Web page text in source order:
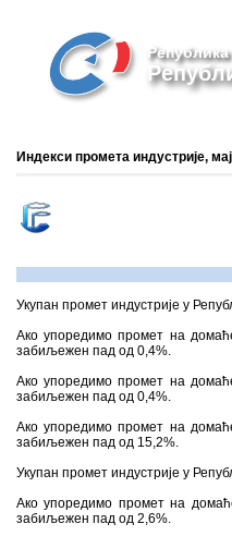
Индекси промета индустријe,
Укупан промет индустрије у
Ако упоредимо промет на
забиљежен пад од 0,4%.
Ако упоредимо промет на
забиљежен пад од 0,4%.
Ако упоредимо промет на
забиљежен пад од 15,2%.
Укупан промет индустрије у
Ако упоредимо промет на
забиљежен пад од 2,6%.